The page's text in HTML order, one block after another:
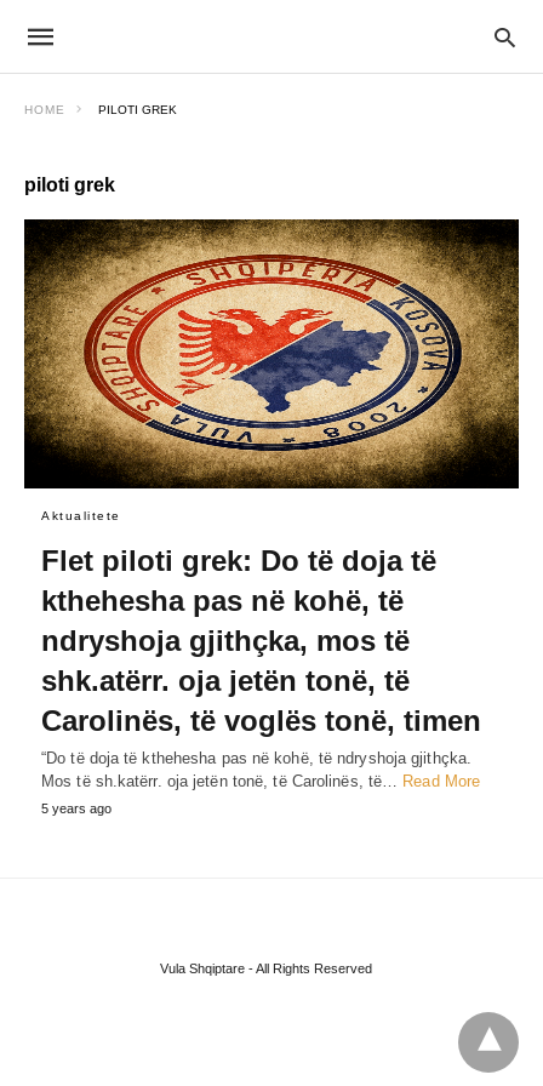
HOME PILOTI GREK
piloti grek
Aktualitete
Flet piloti grek: Do të doja të
kthehesha pas në kohë, të
ndryshoja gjithçka, mos të
shk.atërr. oja jetën tonë, të
Carolinës, të voglës tonë, timen
“Do të doja të kthehesha pas në kohë, të ndryshoja gjithçka.
Mos të sh.katërr. oja jetën tonë, të Carolinës, të… Read More
5 years ago
Vula Shqiptare - All Rights Reserved